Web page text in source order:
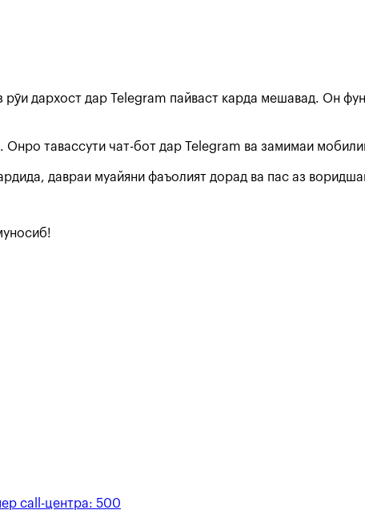
дархост дар Telegram пайваст карда мешавад. Он
тавассути чат-бот дар Telegram ва замимаи
давраи муайяни фаъолият дорад ва пас аз
call-центра: 500